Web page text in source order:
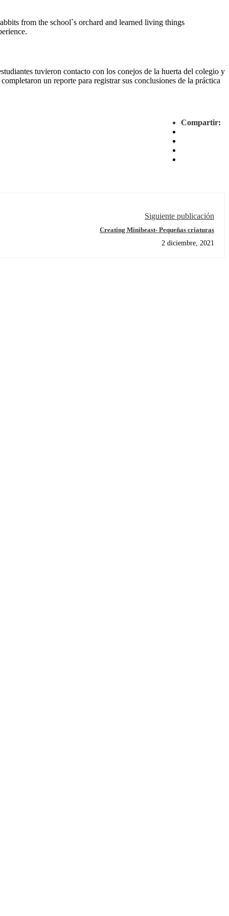
from the school`s orchard and learned living things
tuvieron contacto con los conejos de la huerta del colegio y
un reporte para registrar sus conclusiones de la práctica
Compartir:
Siguiente publicación
Creating Minibeast- Pequeñas criaturas
2 diciembre, 2021